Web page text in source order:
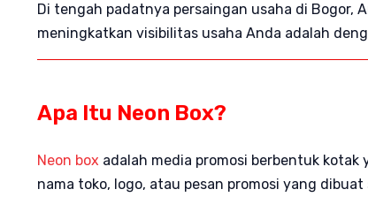
Di tengah padatnya persaingan usaha di Bogor,
meningkatkan visibilitas usaha Anda adalah
Apa Itu Neon Box?
Neon box adalah media promosi berbentuk kotak
nama toko, logo, atau pesan promosi yang